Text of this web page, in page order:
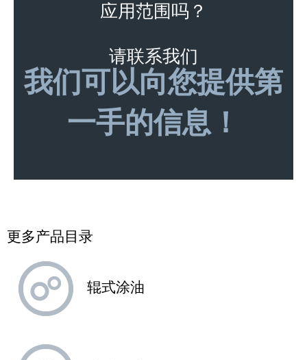
应用范围吗？
请联系我们
我们可以向您提供第
一手的信息！
更多产品目录
辊式涂油